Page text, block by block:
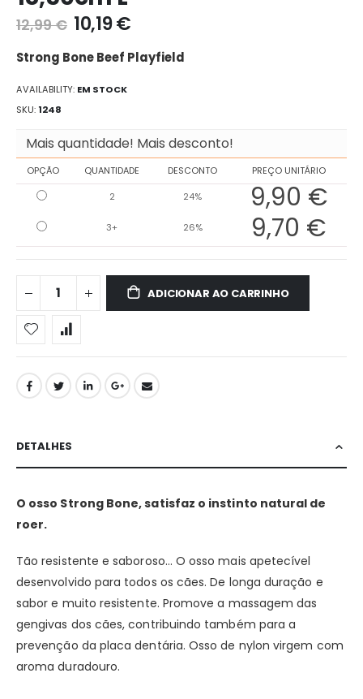
da
galeria
de
imagens
12,99 € 10,19 €
Strong Bone Beef Playfield
AVAILABILITY: EM STOCK
SKU 1248
Mais quantidade! Mais desconto!
OPÇÃO QUANTIDADE DESCONTO
PREÇO UNITÁRIO
2
24% 9,90 €
3+ 26% 9,70 €
ADICIONAR AO CARRINHO
DETALHES
O osso Strong Bone, satisfaz o instinto natural de
roer.
Tão resistente e saboroso… O osso mais apetecível
desenvolvido para todos os cães. De longa duração e
sabor e muito resistente. Promove a massagem das
gengivas dos cães, contribuindo também para a
prevenção da placa dentária. Osso de nylon virgem com
aroma duradouro.